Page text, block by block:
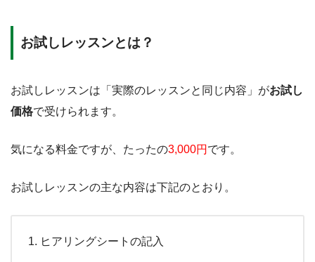
お試しレッスンとは？
お試しレッスンは「実際のレッスンと同じ内容」がお試し
価格で受けられます。
気になる料金ですが、たったの3,000円 です。
お試しレッスンの主な内容は下記のとおり。
ヒアリングシートの記入